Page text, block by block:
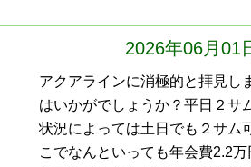
2026年06月01
アクアラインに消極的と拝見し
はいかがでしょうか？平日２サ
状況によっては土日でも２サム
こでなんといっても年会費2.2